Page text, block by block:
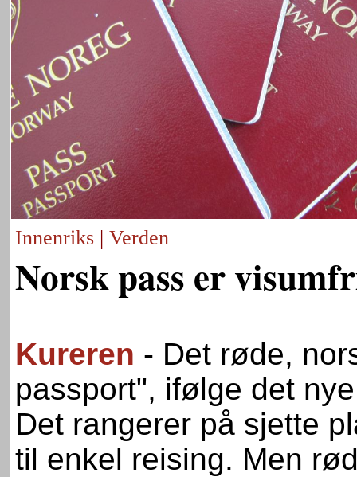
Innenriks | Verden
Norsk pass er
Kureren - Det røde,
passport", ifølge det
Det rangerer på sjette
til enkel reising. Men